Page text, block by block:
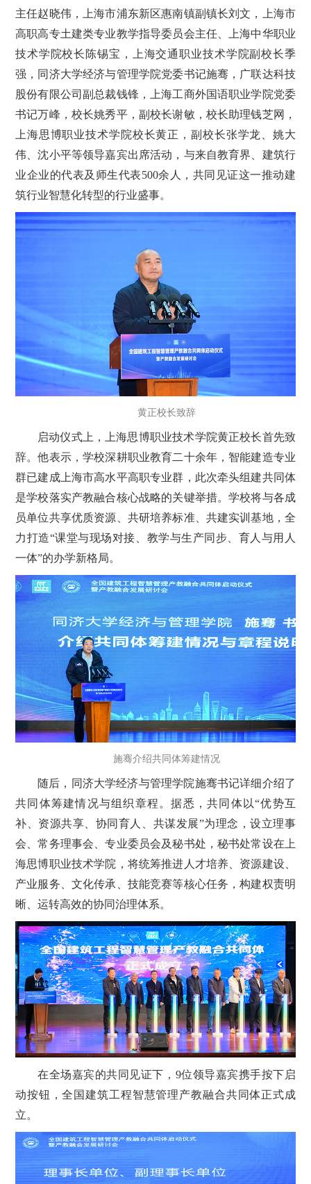
主任赵晓伟，上海市浦东新区惠南镇副镇长刘文，上海市
高职高专土建类专业教学指导委员会主任、上海中华职业
技术学院校长陈锡宝，上海交通职业技术学院副校长季
强，同济大学经济与管理学院党委书记施骞，广联达科技
股份有限公司副总裁钱锋，上海工商外国语职业学院党委
书记万峰，校长姚秀平，副校长谢敏，校长助理钱芝网，
上海思博职业技术学院校长黄正，副校长张学龙、姚大
伟、沈小平等领导嘉宾出席活动，与来自教育界、建筑行
业企业的代表及师生代表500余人，共同见证这一推动建
筑行业智慧化转型的行业盛事。
黄正校长致辞
启动仪式上，上海思博职业技术学院黄正校长首先致
辞。他表示，学校深耕职业教育二十余年，智能建造专业
群已建成上海市高水平高职专业群，此次牵头组建共同体
是学校落实产教融合核心战略的关键举措。学校将与各成
员单位共享优质资源、共研培养标准、共建实训基地，全
力打造“课堂与现场对接、教学与生产同步、育人与用人
一体”的办学新格局。
施骞介绍共同体筹建情况
随后，同济大学经济与管理学院施骞书记详细介绍了
共同体筹建情况与组织章程。据悉，共同体以“优势互
补、资源共享、协同育人、共谋发展”为理念，设立理事
会、常务理事会、专业委员会及秘书处，秘书处常设在上
海思博职业技术学院，将统筹推进人才培养、资源建设、
产业服务、文化传承、技能竞赛等核心任务，构建权责明
晰、运转高效的协同治理体系。
在全场嘉宾的共同见证下，9位领导嘉宾携手按下启
动按钮，全国建筑工程智慧管理产教融合共同体正式成
立。